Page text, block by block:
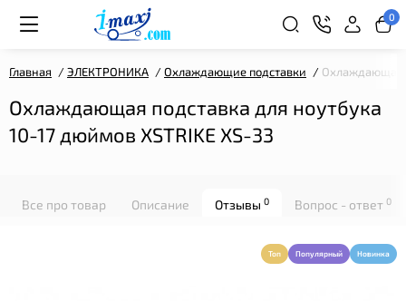
0
Главная ЭЛЕКТРОНИКА Охлаждающие подставки Охлаждающая
Охлаждающая подставка для ноутбука
10-17 дюймов XSTRIKE XS-33
Все про товар Описание Отзывы 0 Вопрос - ответ 0
Топ Популярный Новинка